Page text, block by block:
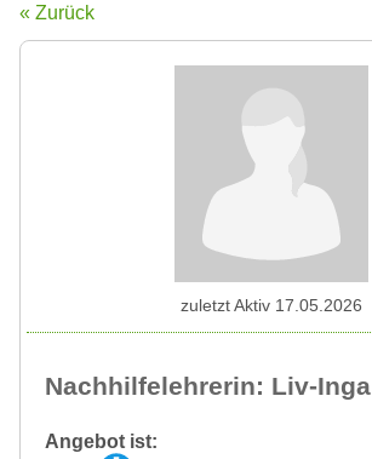
« Zurück
Nachhilfelehrerin: Liv-Inga
Angebot ist:
zuletzt Aktiv 17.05.2026